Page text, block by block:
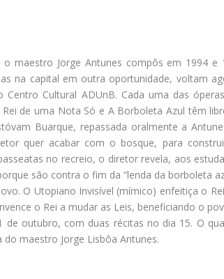
maestro Jorge Antunes compôs em 1994 e
na capital em outra oportunidade, voltam
Cultural ADUnB. Cada uma das
de uma Nota Só e A Borboleta Azul têm
Buarque, repassada oralmente a
quer acabar com o bosque, para
no recreio, o diretor revela, aos
são contra o fim da “lenda da borboleta
O Utopiano Invisível (mímico) enfeitiça o
o Rei a mudar as Leis, beneficiando o
outubro, com duas récitas no dia 15. O
maestro Jorge Lisbôa Antunes.